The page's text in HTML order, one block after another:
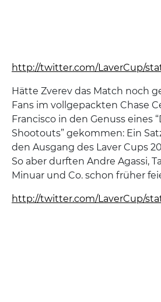
http://twitter.com/LaverCup/
Hätte Zverev das Match noch
Fans im vollgepackten Chase
Francisco in den Genuss eines
Shootouts” gekommen: Ein
den Ausgang des Laver Cups
So aber durften Andre Agassi,
Minuar und Co. schon früher
http://twitter.com/LaverCup/